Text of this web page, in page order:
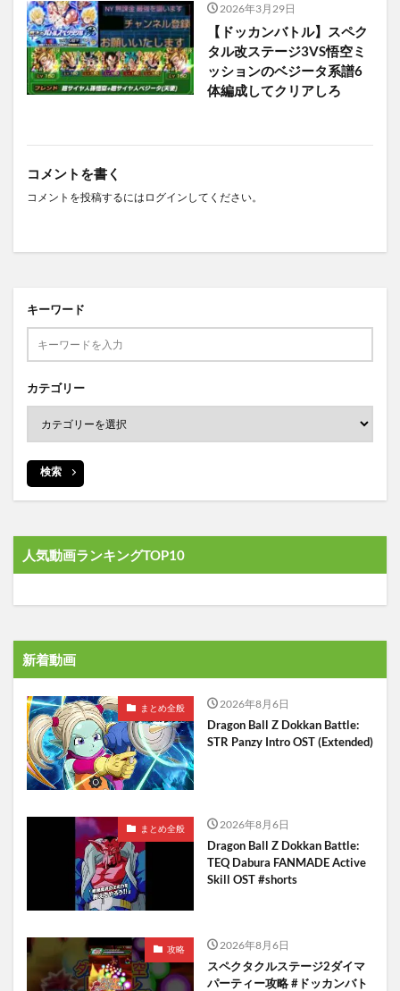
2026年3月29日
【ドッカンバトル】スペク
タル改ステージ3VS悟空ミ
ッションのベジータ系譜6
体編成してクリアしろ
コメントを書く
コメントを投稿するには ログイン してください。
キーワード
カテゴリー
検索
人気動画ランキングTOP10
新着動画
まとめ全般 2026年8月6日
Dragon Ball Z Dokkan Battle:
STR Panzy Intro OST (Extended)
まとめ全般 2026年8月6日
Dragon Ball Z Dokkan Battle:
TEQ Dabura FANMADE Active
Skill OST #shorts
攻略 2026年8月6日
スペクタクルステージ2ダイマ
パーティー攻略 #ドッカンバト